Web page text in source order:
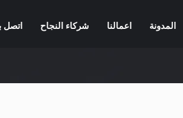
المدونة اعمالنا شركاء النجاح اتصل